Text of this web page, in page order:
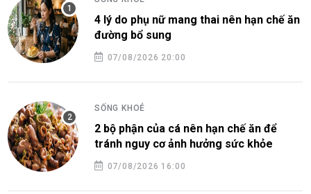
4 lý do phụ nữ mang thai nên hạn chế ăn
đường bổ sung
07/08/2026 20:00
SỐNG KHOẺ
2 bộ phận của cá nên hạn chế ăn để
tránh nguy cơ ảnh hưởng sức khỏe
07/08/2026 16:00